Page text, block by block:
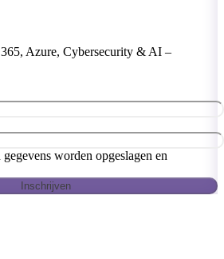
Azure, Cybersecurity & AI –
worden opgeslagen en
Inschrijven